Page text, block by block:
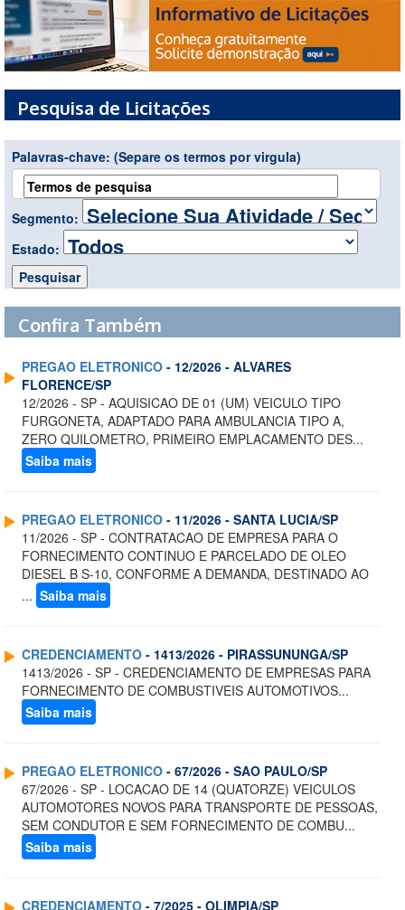
Pesquisa de Licitações
Palavras-chave: (Separe os termos por virgula)
Segmento:
Estado:
Confira Também
PREGAO ELETRONICO - 12/2026 - ALVARES
FLORENCE/SP
12/2026 - SP - AQUISICAO DE 01 (UM) VEICULO TIPO
FURGONETA, ADAPTADO PARA AMBULANCIA TIPO A,
ZERO QUILOMETRO, PRIMEIRO EMPLACAMENTO DES...
Saiba mais
PREGAO ELETRONICO - 11/2026 - SANTA LUCIA/SP
11/2026 - SP - CONTRATACAO DE EMPRESA PARA O
FORNECIMENTO CONTINUO E PARCELADO DE OLEO
DIESEL B S-10, CONFORME A DEMANDA, DESTINADO AO
... Saiba mais
CREDENCIAMENTO - 1413/2026 - PIRASSUNUNGA/SP
1413/2026 - SP - CREDENCIAMENTO DE EMPRESAS PARA
FORNECIMENTO DE COMBUSTIVEIS AUTOMOTIVOS...
Saiba mais
PREGAO ELETRONICO - 67/2026 - SAO PAULO/SP
67/2026 - SP - LOCACAO DE 14 (QUATORZE) VEICULOS
AUTOMOTORES NOVOS PARA TRANSPORTE DE PESSOAS,
SEM CONDUTOR E SEM FORNECIMENTO DE COMBU...
Saiba mais
CREDENCIAMENTO - 7/2025 - OLIMPIA/SP